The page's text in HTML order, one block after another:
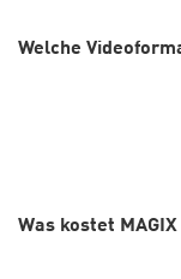
Oberfläche, des
sofort
Welche
Was kostet